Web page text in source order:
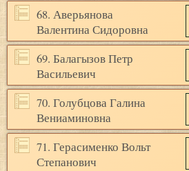
68. Аверьянова
Валентина Сидоровна
69. Балагызов Петр
Васильевич
70. Голубцова Галина
Вениаминовна
71. Герасименко Вольт
Степанович